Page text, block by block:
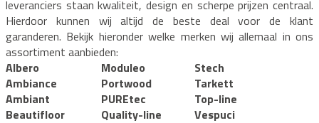
leveranciers staan kwaliteit, design en scherpe prijzen centraal.
Hierdoor kunnen wij altijd de beste deal voor de klant
garanderen. Bekijk hieronder welke merken wij allemaal in ons
assortiment aanbieden:
Albero
Moduleo
Stech
Ambiance
Portwood
Tarkett
Ambiant
PUREtec
Top-line
Beautifloor
Quality-line
Vespuci